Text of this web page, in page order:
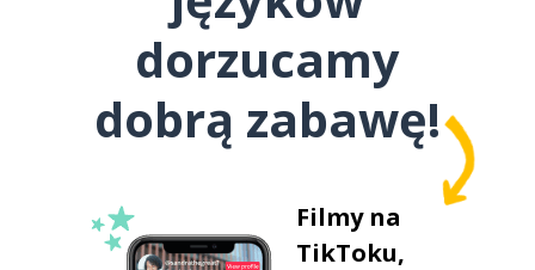
dorzucamy
dobrą zabawę!
Filmy na
TikToku,